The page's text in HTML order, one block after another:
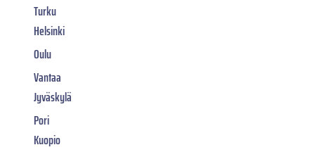
Turku
Helsinki
Oulu
Vantaa
Jyväskylä
Pori
Kuopio